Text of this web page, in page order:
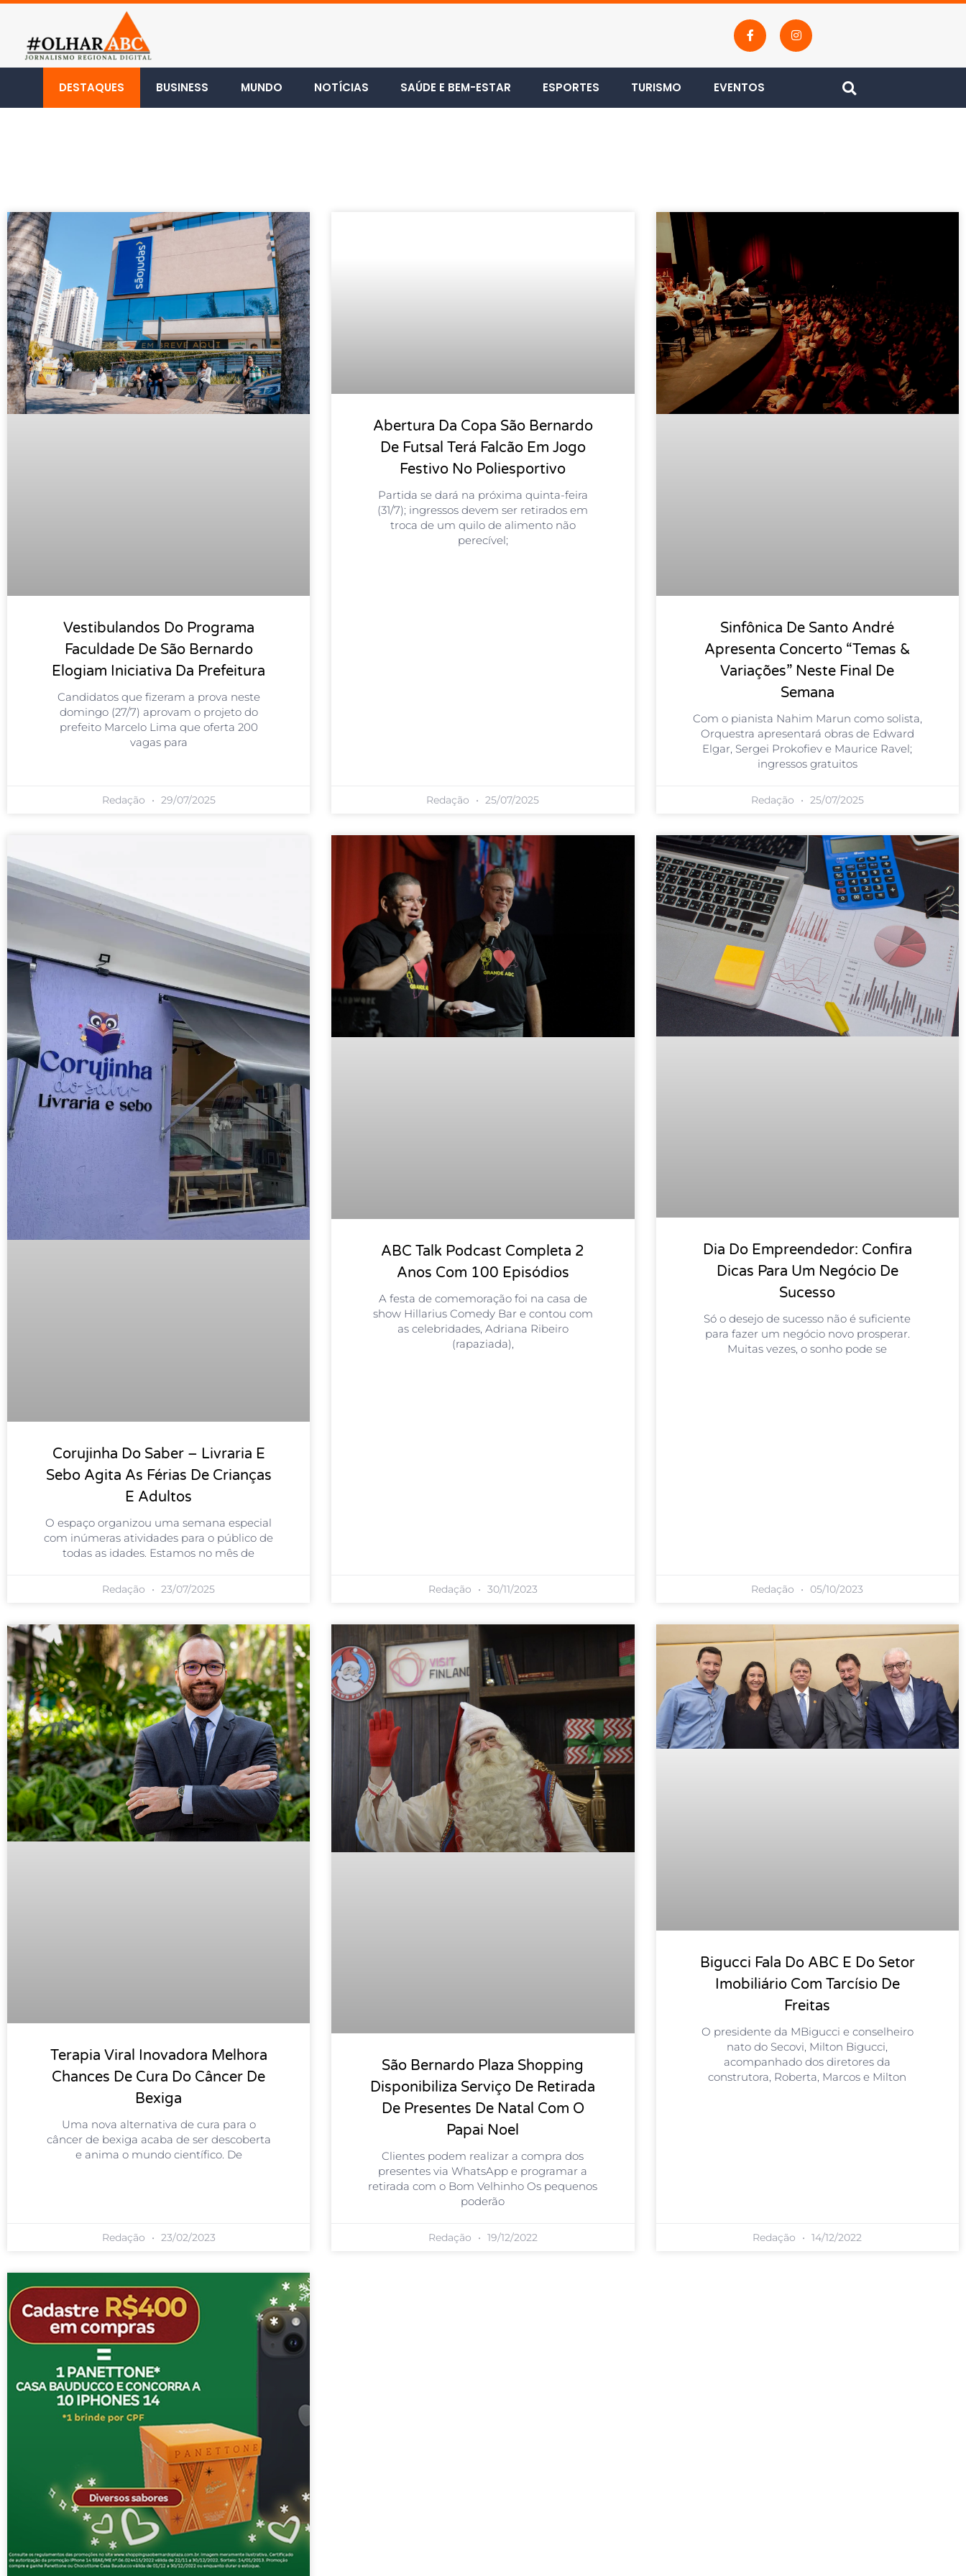
DESTAQUES BUSINESS MUNDO NOTÍCIAS SAÚDE E BEM-ESTAR ESPORTES TURISMO EVENTOS
Vestibulandos Do Programa
Faculdade De São Bernardo
Elogiam Iniciativa Da Prefeitura
Candidatos que fizeram a prova neste
domingo (27/7) aprovam o projeto do
prefeito Marcelo Lima que oferta 200
vagas para
Redação 29/07/2025
Abertura Da Copa São Bernardo
De Futsal Terá Falcão Em Jogo
Festivo No Poliesportivo
Partida se dará na próxima quinta-feira
(31/7); ingressos devem ser retirados em
troca de um quilo de alimento não
perecível;
Redação 25/07/2025
Sinfônica De Santo André
Apresenta Concerto “Temas &
Variações” Neste Final De
Semana
Com o pianista Nahim Marun como solista,
Orquestra apresentará obras de Edward
Elgar, Sergei Prokofiev e Maurice Ravel;
ingressos gratuitos
Redação 25/07/2025
Corujinha Do Saber – Livraria E
Sebo Agita As Férias De Crianças
E Adultos
O espaço organizou uma semana especial
com inúmeras atividades para o público de
todas as idades. Estamos no mês de
Redação 23/07/2025
ABC Talk Podcast Completa 2
Anos Com 100 Episódios
A festa de comemoração foi na casa de
show Hillarius Comedy Bar e contou com
as celebridades, Adriana Ribeiro
(rapaziada),
Redação 30/11/2023
Dia Do Empreendedor: Confira
Dicas Para Um Negócio De
Sucesso
Só o desejo de sucesso não é suficiente
para fazer um negócio novo prosperar.
Muitas vezes, o sonho pode se
Redação 05/10/2023
Terapia Viral Inovadora Melhora
Chances De Cura Do Câncer De
Bexiga
Uma nova alternativa de cura para o
câncer de bexiga acaba de ser descoberta
e anima o mundo científico. De
Redação 23/02/2023
São Bernardo Plaza Shopping
Disponibiliza Serviço De Retirada
De Presentes De Natal Com O
Papai Noel
Clientes podem realizar a compra dos
presentes via WhatsApp e programar a
retirada com o Bom Velhinho Os pequenos
poderão
Redação 19/12/2022
Bigucci Fala Do ABC E Do Setor
Imobiliário Com Tarcísio De
Freitas
O presidente da MBigucci e conselheiro
nato do Secovi, Milton Bigucci,
acompanhado dos diretores da
construtora, Roberta, Marcos e Milton
Redação 14/12/2022